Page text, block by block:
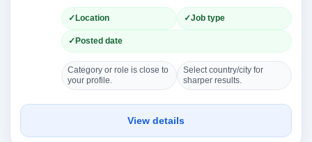
Location Job type
Posted date
Category or role is close to
your profile.
Select country/city for
sharper results.
View details